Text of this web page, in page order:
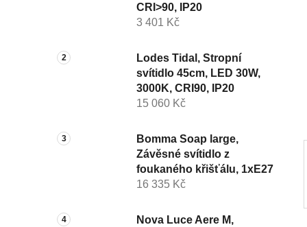
n
n
e
CRI>90, IP20
3 401 Kč
Lodes Tidal, Stropní
svítidlo 45cm, LED 30W,
3000K, CRI90, IP20
15 060 Kč
Bomma Soap large,
Závěsné svítidlo z
foukaného křišťálu, 1xE27
16 335 Kč
Nova Luce Aere M,